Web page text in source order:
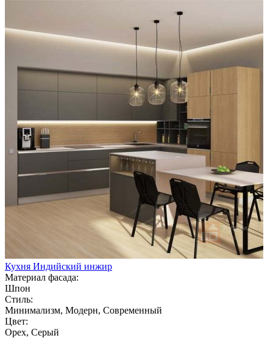
Кухня Индийский инжир
Материал фасада:
Шпон
Стиль:
Минимализм, Модерн, Современный
Цвет:
Орех, Серый